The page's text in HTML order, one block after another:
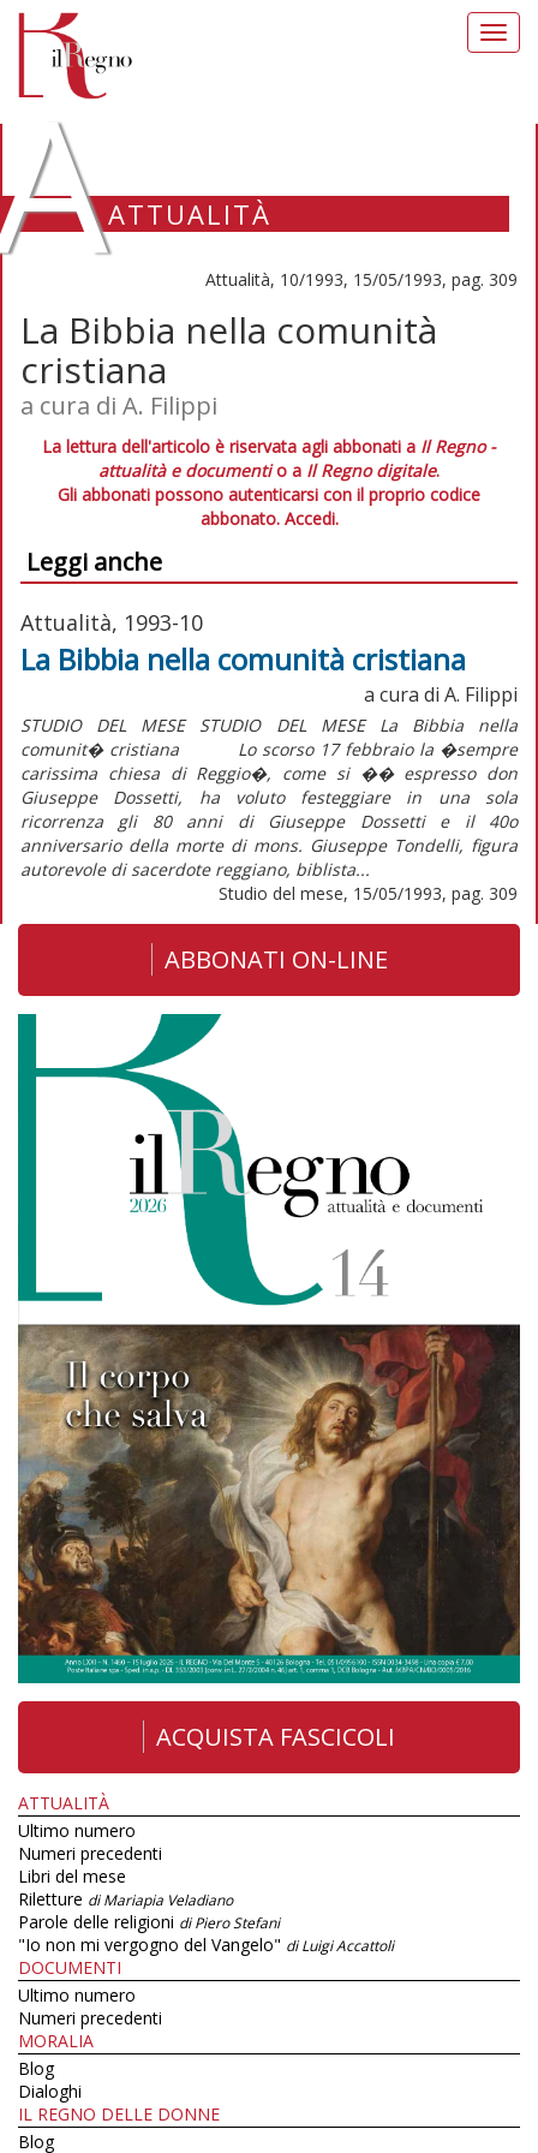
ATTUALITÀ
Attualità, 10/1993, 15/05/1993, pag. 309
La Bibbia nella comunità
cristiana
a cura di A. Filippi
La lettura dell'articolo è riservata agli abbonati a Il Regno -
attualità e documentio a Il Regno digitale.
Gli abbonati possono autenticarsi con il proprio codice
abbonato. Accedi.
Leggi anche
Attualità, 1993-10
La Bibbia nella comunità cristiana
a cura di A. Filippi
STUDIO DEL MESE STUDIO DEL MESE La Bibbia nella
comunit� cristiana Lo scorso 17 febbraio la �sempre
carissima chiesa di Reggio�, come si �� espresso don
Giuseppe Dossetti, ha voluto festeggiare in una sola
ricorrenza gli 80 anni di Giuseppe Dossetti e il 40o
anniversario della morte di mons. Giuseppe Tondelli, figura
autorevole di sacerdote reggiano, biblista...
Studio del mese, 15/05/1993, pag. 309
ABBONATI ON-LINE
ACQUISTA FASCICOLI
ATTUALITÀ
Ultimo numero
Numeri precedenti
Libri del mese
Riletture di Mariapia Veladiano
Parole delle religioni di Piero Stefani
"Io non mi vergogno del Vangelo" di Luigi Accattoli
DOCUMENTI
Ultimo numero
Numeri precedenti
MORALIA
Blog
Dialoghi
IL REGNO DELLE DONNE
Blog